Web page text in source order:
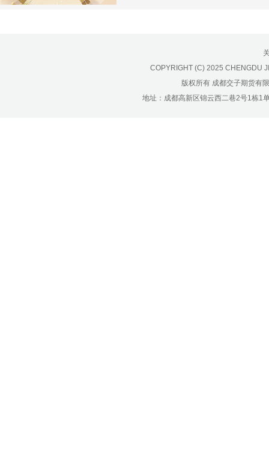
COPYRIGHT (C) 2025 CHENGDU
版权所有 成都交子期货有
地址：成都高新区锦云西二巷2号1栋1
0532-83101962